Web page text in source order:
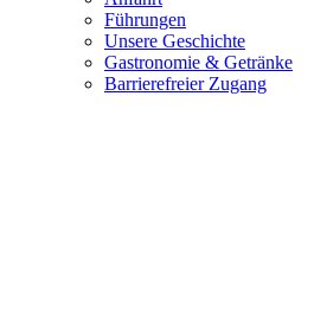
Führungen
Unsere Geschichte
Gastronomie & Getränke
Barrierefreier Zugang